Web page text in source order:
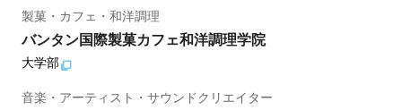
製菓・カフェ・和洋調理
バンタン国際製菓カフェ和洋調理学院
大学部
音楽・アーティスト・サウンドクリエイター